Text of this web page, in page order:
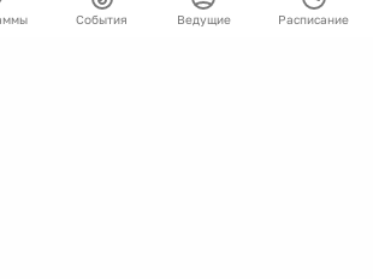
События Ведущие Расписание